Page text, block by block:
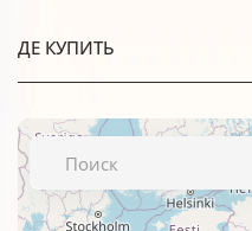
ДЕ КУПИТЬ